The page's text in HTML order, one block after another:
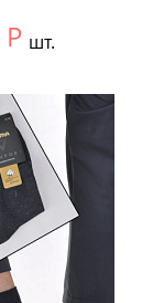
Р шт.
10 шт.